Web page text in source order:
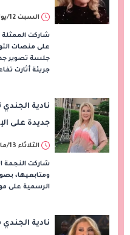
السبت 12/يوليو/2025 - 10:31 م
شاركت الممثلة
على منصات
جلسة تصوير
جريئة أثارت
نادية
جديدة على
الثلاثاء 13/مايو/2025 - 05:00 م
شاركت النجمة
ومتابعيها،
الرسمية على
نادية